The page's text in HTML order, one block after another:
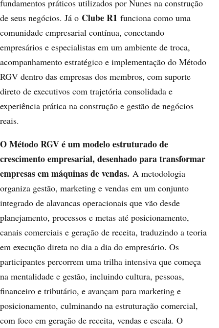
fundamentos práticos utilizados por Nunes na construção
de seus negócios. Já o Clube R1 funciona como uma
comunidade empresarial contínua, conectando
empresários e especialistas em um ambiente de troca,
acompanhamento estratégico e implementação do Método
RGV dentro das empresas dos membros, com suporte
direto de executivos com trajetória consolidada e
experiência prática na construção e gestão de negócios
reais.
O Método RGV é um modelo estruturado de
crescimento empresarial, desenhado para transformar
empresas em máquinas de vendas. A metodologia
organiza gestão, marketing e vendas em um conjunto
integrado de alavancas operacionais que vão desde
planejamento, processos e metas até posicionamento,
canais comerciais e geração de receita, traduzindo a teoria
em execução direta no dia a dia do empresário. Os
participantes percorrem uma trilha intensiva que começa
na mentalidade e gestão, incluindo cultura, pessoas,
financeiro e tributário, e avançam para marketing e
posicionamento, culminando na estruturação comercial,
com foco em geração de receita, vendas e escala. O